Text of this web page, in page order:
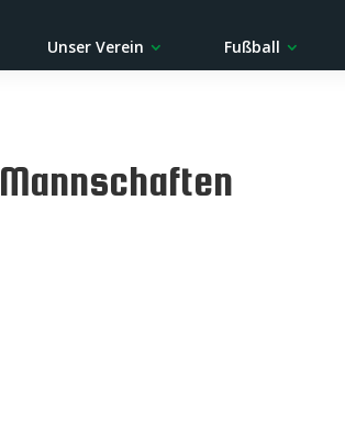
Unser Verein Fußball
Mannschaften